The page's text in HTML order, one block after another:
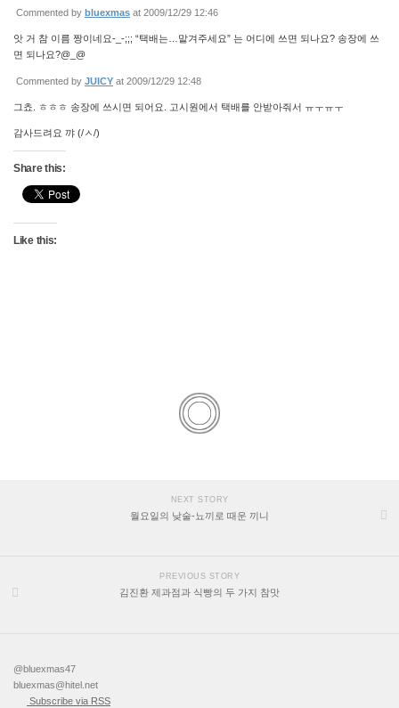
Commented by bluexmas at 2009/12/29 12:46
앗 거 참 이름 짱이네요-_-;;; “택배는…맡겨주세요” 는 어디에 쓰면 되나요? 송장에 쓰
면 되나요?@_@
Commented by JUICY at 2009/12/29 12:48
그쵸. ㅎㅎㅎ 송장에 쓰시면 되어요. 고시원에서 택배를 안받아줘서 ㅠㅜㅠㅜ
감사드려요 꺄 (/ㅅ/)
Share this:
Like this:
NEXT STORY
월요일의 낮술-뇨끼로 때운 끼니
PREVIOUS STORY
김진환 제과점과 식빵의 두 가지 참맛
@bluexmas47
bluexmas@hitel.net
Subscribe via RSS